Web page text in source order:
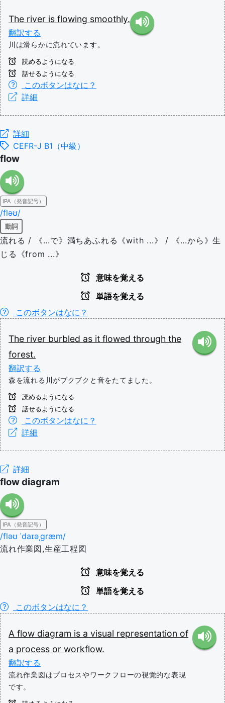
The river is flowing smoothly.
翻訳する
川は滑らかに流れています。
読めるようになる
話せるようになる
このボタンはなに？
詳細
詳細
CEFR-J B1（中級）
flow
IPA（発音記号）
/fləʊ/
動詞
流れる / 《...で》満ちあふれる《with ...》 / 《...から》生
じる《from ...》
意味を覚える
単語を覚える
このボタンはなに？
The river burbled as it flowed through the
forest.
翻訳する
森を流れる川がブクブクと音をたてました。
読めるようになる
話せるようになる
このボタンはなに？
詳細
詳細
flow diagram
IPA（発音記号）
/fləʊ ˈdaɪəˌgræm/
流れ作業図,生産工程図
意味を覚える
単語を覚える
このボタンはなに？
A flow diagram is a visual representation of
a process or workflow.
翻訳する
流れ作業図はプロセスやワークフローの視覚的な表現
です。